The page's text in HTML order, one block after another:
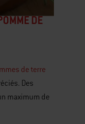
DE
de terre
Des
maximum de